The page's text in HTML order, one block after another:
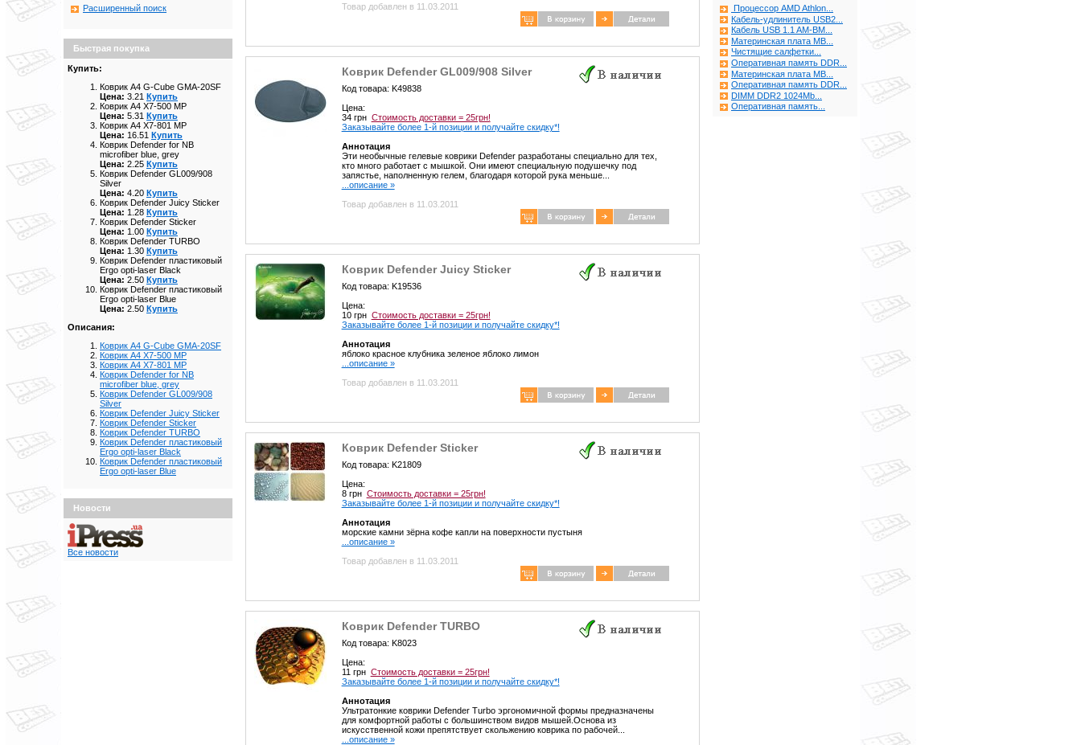
Расширенный поиск
Быстрая покупка
Купить:
Коврик A4 G-Cube GMA-20SF
Цена: 3.21 Купить
Коврик A4 X7-500 MP
Цена: 5.31 Купить
Коврик A4 X7-801 MP
Цена: 16.51 Купить
Коврик Defender for NB
microfiber blue, grey
Цена: 2.25 Купить
Коврик Defender GL009/908
Silver
Цена: 4.20 Купить
Коврик Defender Juicy Sticker
Цена: 1.28 Купить
Коврик Defender Sticker
Цена: 1.00 Купить
Коврик Defender TURBO
Цена: 1.30 Купить
Коврик Defender пластиковый
Ergo opti-laser Black
Цена: 2.50 Купить
Коврик Defender пластиковый
Ergo opti-laser Blue
Цена: 2.50 Купить
Описания:
Коврик A4 G-Cube GMA-20SF
Коврик A4 X7-500 MP
Коврик A4 X7-801 MP
Коврик Defender for NB
microfiber blue, grey
Коврик Defender GL009/908
Silver
Коврик Defender Juicy Sticker
Коврик Defender Sticker
Коврик Defender TURBO
Коврик Defender пластиковый
Ergo opti-laser Black
Коврик Defender пластиковый
Ergo opti-laser Blue
Новости
Все новости
Товар добавлен в 11.03.2011
Коврик Defender GL009/908 Silver
Код товара: K49838
Цена:
34 грн Стоимость доставки = 25грн!
Заказывайте более 1-й позиции и получайте скидку*!
Аннотация
Эти необычные гелевые коврики Defender разработаны специально для тех,
кто много работает с мышкой. Они имеют специальную подушечку под
запястье, наполненную гелем, благодаря которой рука меньше...
...описание »
Товар добавлен в 11.03.2011
Коврик Defender Juicy Sticker
Код товара: K19536
Цена:
10 грн Стоимость доставки = 25грн!
Заказывайте более 1-й позиции и получайте скидку*!
Аннотация
яблоко красное клубника зеленое яблоко лимон
...описание »
Товар добавлен в 11.03.2011
Коврик Defender Sticker
Код товара: K21809
Цена:
8 грн Стоимость доставки = 25грн!
Заказывайте более 1-й позиции и получайте скидку*!
Аннотация
морские камни зёрна кофе капли на поверхности пустыня
...описание »
Товар добавлен в 11.03.2011
Коврик Defender TURBO
Код товара: K8023
Цена:
11 грн Стоимость доставки = 25грн!
Заказывайте более 1-й позиции и получайте скидку*!
Аннотация
Ультратонкие коврики Defender Turbo эргономичной формы предназначены
для комфортной работы с большинством видов мышей.Основа из
искусственной кожи препятствует скольжению коврика по рабочей...
...описание »
Процессор AMD Athlon...
Кабель-удлинитель USB2...
Кабель USB 1.1 AM-BM...
Материнская плата MB...
Чистящие салфетки...
Оперативная память DDR...
Материнская плата MB...
Оперативная память DDR...
DIMM DDR2 1024Mb...
Оперативная память...